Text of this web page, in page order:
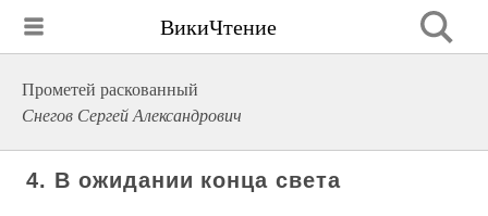
ВикиЧтение
Прометей раскованный
Снегов Сергей Александрович
4. В ожидании конца света